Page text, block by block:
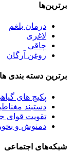
برترین‌ها
درمان بلغم
لاغری
چاقی
روغن آرگان
برترین‌ دسته بندی ها
پکیج های
دستبند
تقویت قوای
دمنوش و
شبکه‌های اجتماعی